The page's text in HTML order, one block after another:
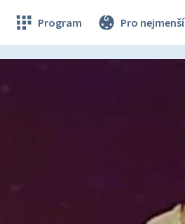
Program Pro nejmenší